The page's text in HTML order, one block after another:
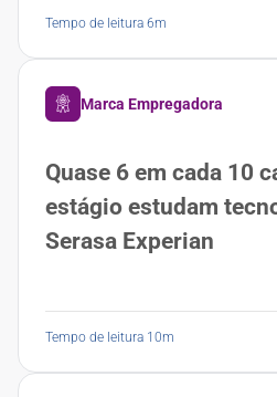
Tempo de leitura 6m
Marca Empregadora
Quase 6 em cada 10
estágio estudam
Serasa Experian
Tempo de leitura 10m